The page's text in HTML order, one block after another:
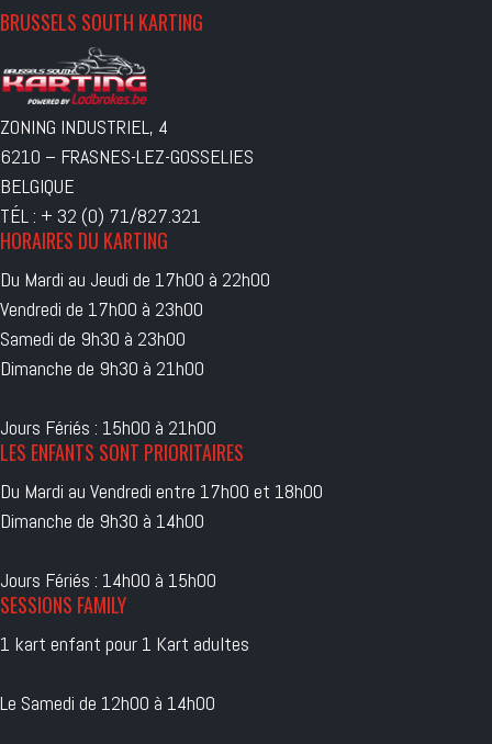
BRUSSELS SOUTH KARTING
ZONING INDUSTRIEL, 4
6210 – FRASNES-LEZ-GOSSELIES
BELGIQUE
TÉL : + 32 (0) 71/827.321
HORAIRES DU KARTING
Du Mardi au Jeudi de 17h00 à 22h00
Vendredi de 17h00 à 23h00
Samedi de 9h30 à 23h00
Dimanche de 9h30 à 21h00
Jours Fériés : 15h00 à 21h00
LES ENFANTS SONT PRIORITAIRES
Du Mardi au Vendredi entre 17h00 et 18h00
Dimanche de 9h30 à 14h00
Jours Fériés : 14h00 à 15h00
SESSIONS FAMILY
1 kart enfant pour 1 Kart adultes
Le Samedi de 12h00 à 14h00